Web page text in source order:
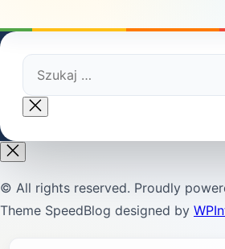
Szukaj:
Close
search
© All rights reserved. Proudly
Theme SpeedBlog designed by